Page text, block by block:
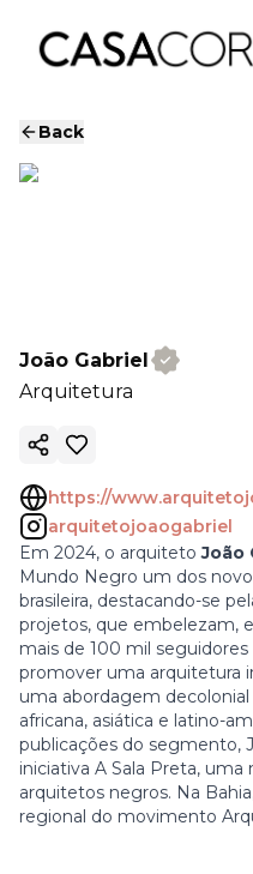
Back
João Gabriel
Arquitetura
Copy ink
https://
arquitetojoaogabriel
Em 2024, o arquitetoJoão
Mundo Negro um dos
brasileira, destacando-se
projetos, que embelezam,
mais de 100 mil seguidores
promover uma arquitetura
uma abordagem
africana, asiática e latino-
publicações do segmento,
iniciativa A Sala Preta, uma
arquitetos negros. Na
regional do movimento